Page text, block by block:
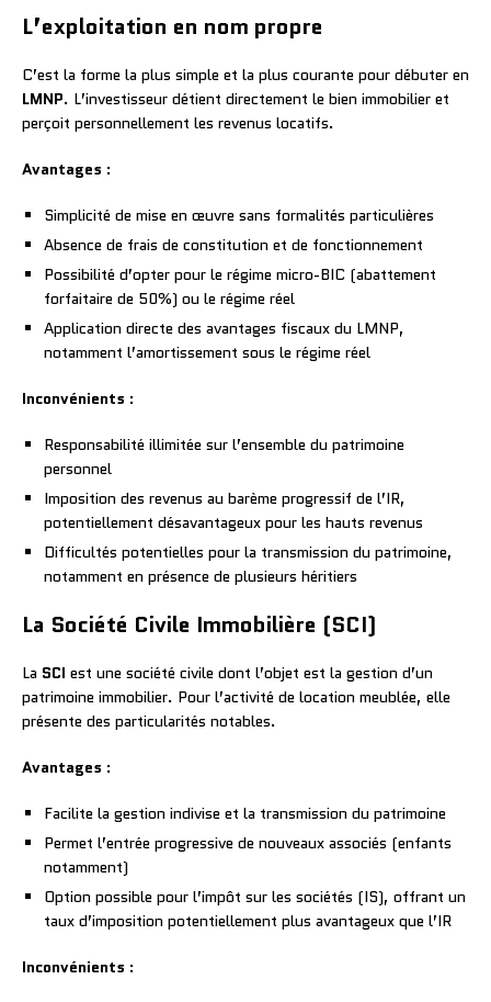
L’exploitation en nom propre
C’est la forme la plus simple et la plus courante pour débuter en
LMNP. L’investisseur détient directement le bien immobilier et
perçoit personnellement les revenus locatifs.
Avantages :
Simplicité de mise en œuvre sans formalités particulières
Absence de frais de constitution et de fonctionnement
Possibilité d’opter pour le régime micro-BIC (abattement
forfaitaire de 50%) ou le régime réel
Application directe des avantages fiscaux du LMNP,
notamment l’amortissement sous le régime réel
Inconvénients :
Responsabilité illimitée sur l’ensemble du patrimoine
personnel
Imposition des revenus au barème progressif de l’IR,
potentiellement désavantageux pour les hauts revenus
Difficultés potentielles pour la transmission du patrimoine,
notamment en présence de plusieurs héritiers
La Société Civile Immobilière (SCI)
La SCI est une société civile dont l’objet est la gestion d’un
patrimoine immobilier. Pour l’activité de location meublée, elle
présente des particularités notables.
Avantages :
Facilite la gestion indivise et la transmission du patrimoine
Permet l’entrée progressive de nouveaux associés (enfants
notamment)
Option possible pour l’impôt sur les sociétés (IS), offrant un
taux d’imposition potentiellement plus avantageux que l’IR
Inconvénients :